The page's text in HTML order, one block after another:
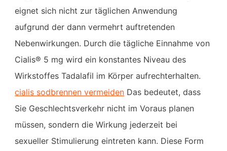
eignet sich nicht zur täglichen Anwendung
aufgrund der dann vermehrt auftretenden
Nebenwirkungen. Durch die tägliche Einnahme von
Cialis® 5 mg wird ein konstantes Niveau des
Wirkstoffes Tadalafil im Körper aufrechterhalten.
cialis sodbrennen vermeiden Das bedeutet, dass
Sie Geschlechtsverkehr nicht im Voraus planen
müssen, sondern die Wirkung jederzeit bei
sexueller Stimulierung eintreten kann. Diese Form